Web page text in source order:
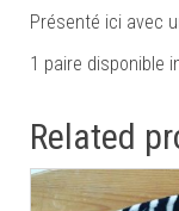
Présenté ici avec
1 paire disponible
Related